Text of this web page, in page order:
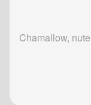
Chamallow,